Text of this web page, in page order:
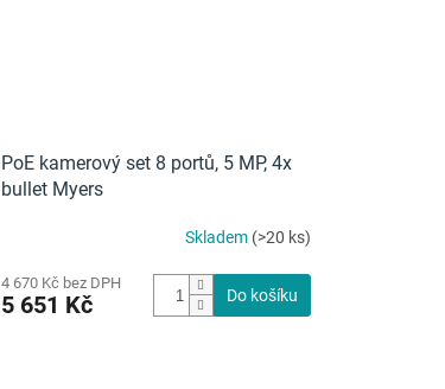
PoE kamerový set 8 portů, 5 MP, 4x
bullet Myers
Skladem (>20 ks)
4 670 Kč bez DPH
5 651 Kč Do košíku